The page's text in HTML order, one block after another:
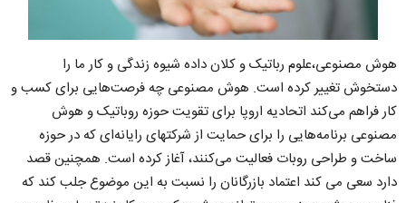
هوش مصنوعی،‌علوم رباتیک و کلان داده شیوه زندگی و کار ما را
دستخوش تغییر کرده است. هوش مصنوعی چه فرصت‌هایی برای کسب و
کار فراهم می‌کند اتحادیه اروپا برای تقویت حوزه روباتیک و هوش
مصنوعی برنامه‌هایی را برای حمایت از شرکتهای رایانه‌ای که در حوزه
ساخت و طراحی روبات فعالیت می‌کنند،‌ آغاز کرده است. همچنین قصد
دارد سعی می کند اعتماد بازرگانان را نسبت به این موضوع جلب کند که